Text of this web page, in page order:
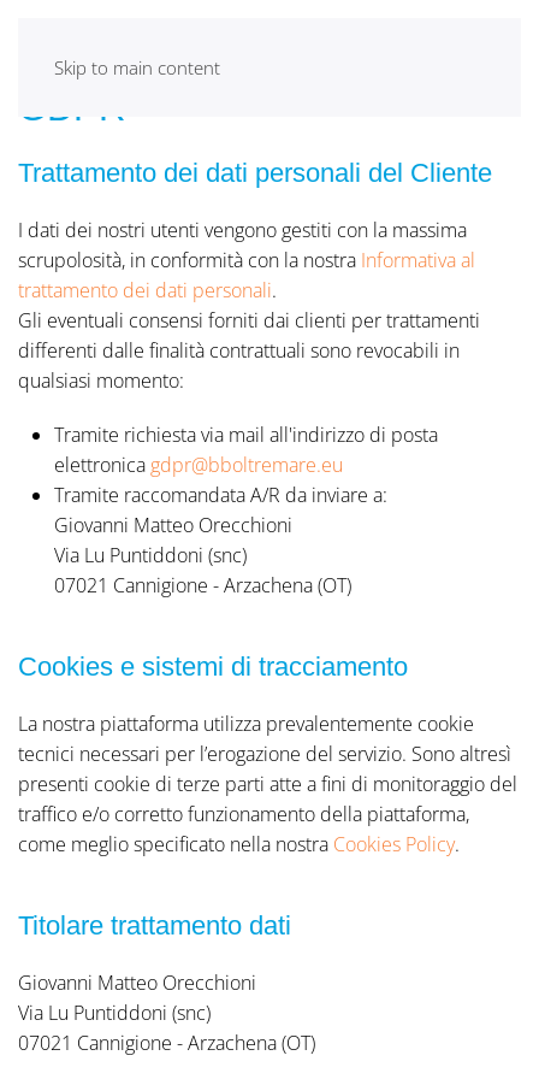
Skip to main content
GDPR
Trattamento dei dati personali del Cliente
I dati dei nostri utenti vengono gestiti con la massima
scrupolosità, in conformità con la nostra Informativa al
trattamento dei dati personali.
Gli eventuali consensi forniti dai clienti per trattamenti
differenti dalle finalità contrattuali sono revocabili in
qualsiasi momento:
Tramite richiesta via mail all'indirizzo di posta
elettronica gdpr@bboltremare.eu
Tramite raccomandata A/R da inviare a:
Giovanni Matteo Orecchioni
Via Lu Puntiddoni (snc)
07021 Cannigione - Arzachena (OT)
Cookies e sistemi di tracciamento
La nostra piattaforma utilizza prevalentemente cookie
tecnici necessari per l’erogazione del servizio. Sono altresì
presenti cookie di terze parti atte a fini di monitoraggio del
traffico e/o corretto funzionamento della piattaforma,
come meglio specificato nella nostra Cookies Policy.
Titolare trattamento dati
Giovanni Matteo Orecchioni
Via Lu Puntiddoni (snc)
07021 Cannigione - Arzachena (OT)